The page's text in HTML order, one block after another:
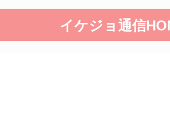
イケジョ通信